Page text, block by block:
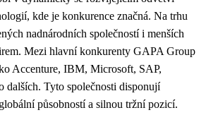
kde je konkurence značná. Na trhu
nadnárodních společností i menších
Mezi hlavní konkurenty GAPA Group
Accenture, IBM, Microsoft, SAP,
dalších. Tyto společnosti disponují
působností a silnou tržní pozicí.